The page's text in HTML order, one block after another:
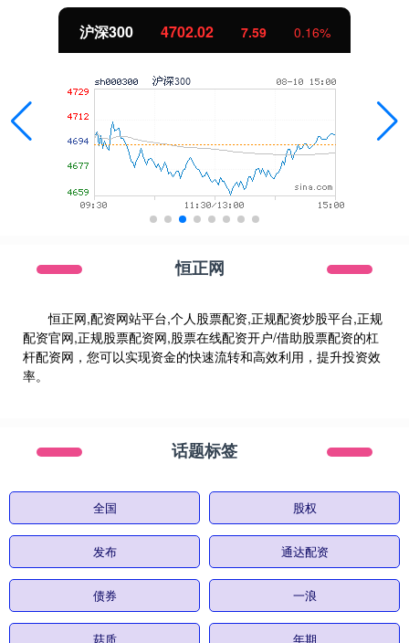
沪深300 4702.02 7.59 0.16%
恒正网
恒正网,配资网站平台,个人股票配资,正规配资炒股平台,正规
配资官网,正规股票配资网,股票在线配资开户/借助股票配资的杠
杆配资网，您可以实现资金的快速流转和高效利用，提升投资效
率。
话题标签
全国 股权
发布 通达配资
债券 一浪
菇质 年期